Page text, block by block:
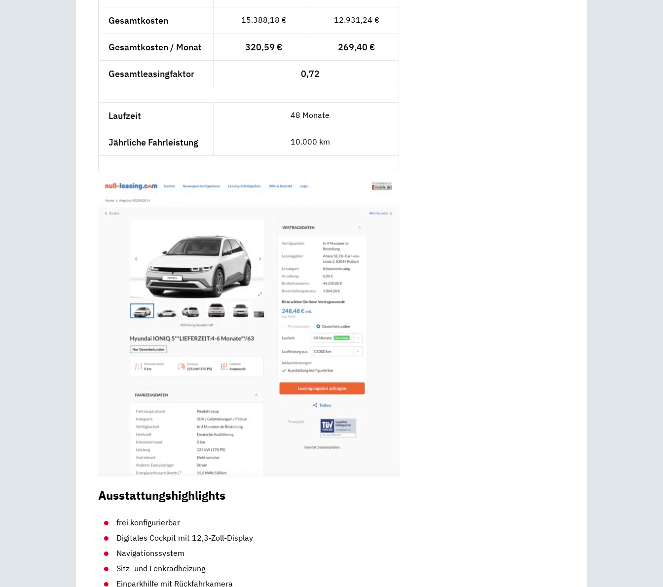
Gesamtkosten 15.388,18 € 12.931,24 €
Gesamtkosten / Monat 320,59 € 269,40 €
Gesamtleasingfaktor 0,72
Laufzeit 48 Monate
Jährliche Fahrleistung 10.000 km
Ausstattungshighlights
frei konfigurierbar
Digitales Cockpit mit 12,3-Zoll-Display
Navigationssystem
Sitz- und Lenkradheizung
Einparkhilfe mit Rückfahrkamera